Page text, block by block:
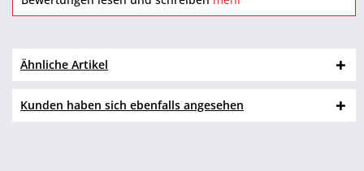
Ähnliche Artikel
Kunden haben sich ebenfalls angesehen